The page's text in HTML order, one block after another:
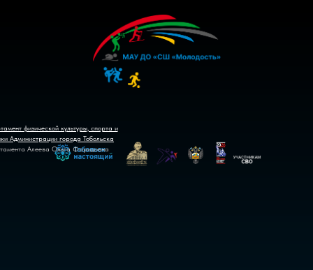
физической культуры, спорта и
Администрации города Тобольска
Алеева Ольга Фаридовна